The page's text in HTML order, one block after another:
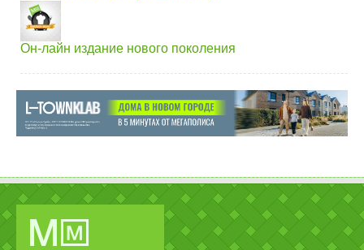
Он-лайн издание нового поколения